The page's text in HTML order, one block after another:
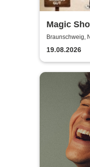
Magic
Wunder -
Braunschweig,
GmbH
19.08.2026